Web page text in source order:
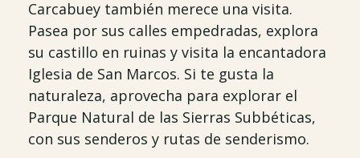
Carcabuey también merece una visita.
Pasea por sus calles empedradas, explora
su castillo en ruinas y visita la encantadora
Iglesia de San Marcos. Si te gusta la
naturaleza, aprovecha para explorar el
Parque Natural de las Sierras Subbéticas,
con sus senderos y rutas de senderismo.